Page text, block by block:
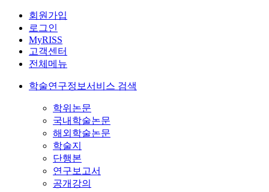
회원가입
로그인
MyRISS
고객센터
전체메뉴
학술연구정보서비스 검색
학위논문
국내학술논문
해외학술논문
학술지
단행본
연구보고서
공개강의